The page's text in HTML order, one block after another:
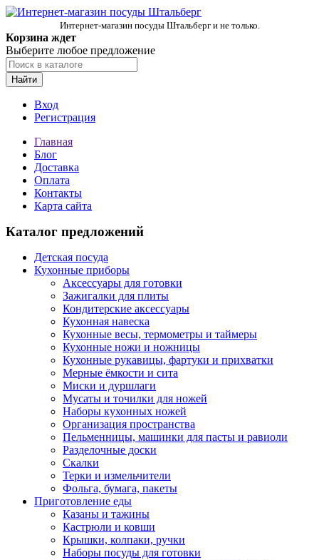
Интернет-магазин посуды Штальберг и не только.
Корзина ждет
Выберите любое предложение
Найти
Вход
Регистрация
Главная
Блог
Доставка
Оплата
Контакты
Карта сайта
Каталог предложений
Детская посуда
Кухонные приборы
Аксессуары для готовки
Зажигалки для плиты
Кондитерские аксессуары
Кухонная навеска
Кухонные весы, термометры и таймеры
Кухонные ножи и ножницы
Кухонные рукавицы, фартуки и прихватки
Мерные ёмкости и сита
Миски и дуршлаги
Мусаты и точилки для ножей
Наборы кухонных ножей
Организация пространства
Пельменницы, машинки для пасты и равиоли
Разделочные доски
Скалки
Терки и измельчители
Фольга, бумага, пакеты
Приготовление еды
Казаны и тажины
Кастрюли и ковши
Крышки, колпаки, ручки
Наборы посуды для готовки